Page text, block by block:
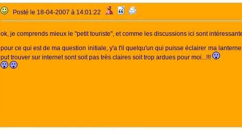
Posté le 18-04-2007 à 14:01:22
ok, je comprends mieux le "petit touriste", et comme les discussions ici sont
pour ce qui est de ma question initiale, y'a t'il quelqu'un qui puisse éclairer ma
put trouver sur internet sont soit pas très claires soit trop ardues pour moi...!!!